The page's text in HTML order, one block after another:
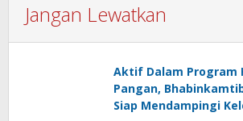
Jangan Lewatkan
Aktif Dalam Program
Pangan,
Siap Mendampingi